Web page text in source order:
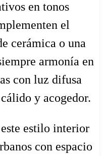
en tonos
el
cerámica o una
armonía en
con luz difusa
y acogedor.
estilo interior
con espacio